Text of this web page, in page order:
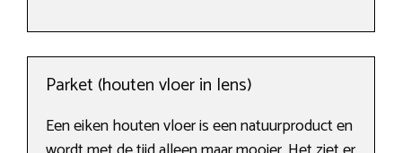
Parket (houten vloer in Iens)
Een eiken houten vloer is een natuurproduct en